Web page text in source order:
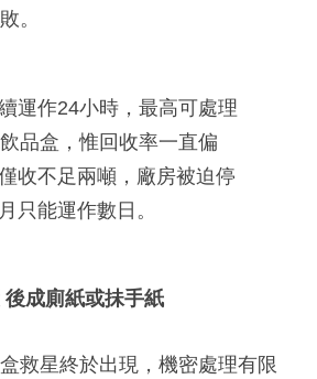
。
運作24小時，最高可處理
品盒，惟回收率一直偏
收不足兩噸，廠房被迫停
只能運作數日。
成廁紙或抺手紙
救星終於出現，機密處理有限